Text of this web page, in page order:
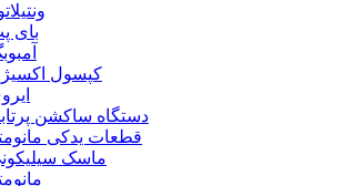
بای
کپسول
دستگاه ساکشن
قطعات یدکی
ماسک